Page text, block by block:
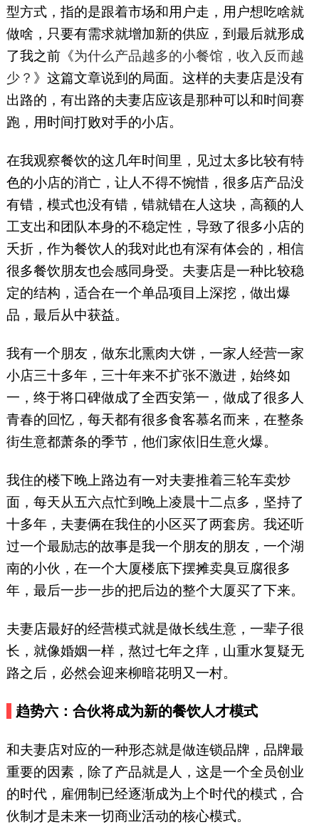
型方式，指的是跟着市场和用户走，用户想吃啥就
做啥，只要有需求就增加新的供应，到最后就形成
了我之前《为什么产品越多的小餐馆，收入反而越
少？ 》这篇文章说到的局面。这样的夫妻店是没有
出路的，有出路的夫妻店应该是那种可以和时间赛
跑，用时间打败对手的小店。
在我观察餐饮的这几年时间里，见过太多比较有特
色的小店的消亡，让人不得不惋惜，很多店产品没
有错，模式也没有错，错就错在人这块，高额的人
工支出和团队本身的不稳定性，导致了很多小店的
夭折，作为餐饮人的我对此也有深有体会的，相信
很多餐饮朋友也会感同身受。夫妻店是一种比较稳
定的结构，适合在一个单品项目上深挖，做出爆
品，最后从中获益。
我有一个朋友，做东北熏肉大饼，一家人经营一家
小店三十多年，三十年来不扩张不激进，始终如
一，终于将口碑做成了全西安第一，做成了很多人
青春的回忆，每天都有很多食客慕名而来，在整条
街生意都萧条的季节，他们家依旧生意火爆。
我住的楼下晚上路边有一对夫妻推着三轮车卖炒
面，每天从五六点忙到晚上凌晨十二点多，坚持了
十多年，夫妻俩在我住的小区买了两套房。我还听
过一个最励志的故事是我一个朋友的朋友，一个湖
南的小伙，在一个大厦楼底下摆摊卖臭豆腐很多
年，最后一步一步的把后边的整个大厦买了下来。
夫妻店最好的经营模式就是做长线生意，一辈子很
长，就像婚姻一样，熬过七年之痒，山重水复疑无
路之后，必然会迎来柳暗花明又一村。
趋势六：合伙将成为新的餐饮人才模式
和夫妻店对应的一种形态就是做连锁品牌，品牌最
重要的因素，除了产品就是人，这是一个全员创业
的时代，雇佣制已经逐渐成为上个时代的模式，合
伙制才是未来一切商业活动的核心模式。